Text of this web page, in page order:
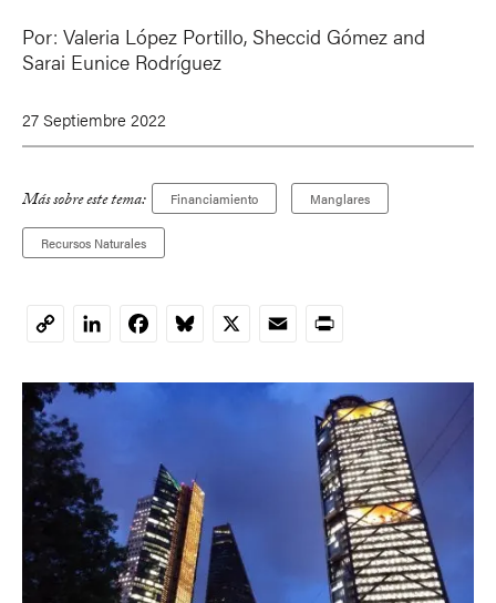
Por: Valeria López Portillo, Sheccid Gómez and
Sarai Eunice Rodríguez
27 Septiembre 2022
Más sobre este tema: Financiamiento Manglares
Recursos Naturales
CopyLinkedInFacebookBluesky
X EmailPrint